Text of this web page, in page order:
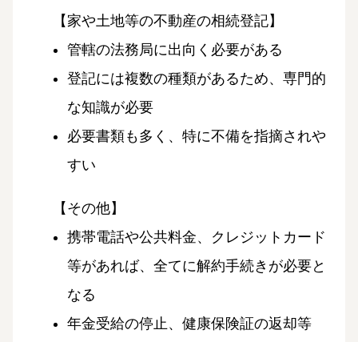
【家や土地等の不動産の相続登記】
管轄の法務局に出向く必要がある
登記には複数の種類があるため、専門的
な知識が必要
必要書類も多く、特に不備を指摘されや
すい
【その他】
携帯電話や公共料金、クレジットカード
等があれば、全てに解約手続きが必要と
なる
年金受給の停止、健康保険証の返却等